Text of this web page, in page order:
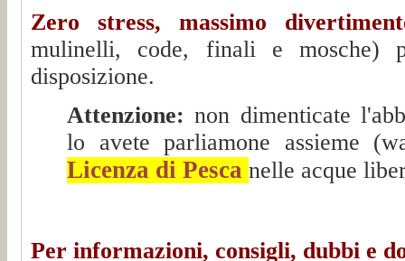
Zero stress, massimo
mulinelli, code, finali e mosche)
disposizione.
Attenzione: non dimenticate
lo avete parliamone assieme
Licenza di Pesca nelle acque
Per informazioni, consigli, dubbi e